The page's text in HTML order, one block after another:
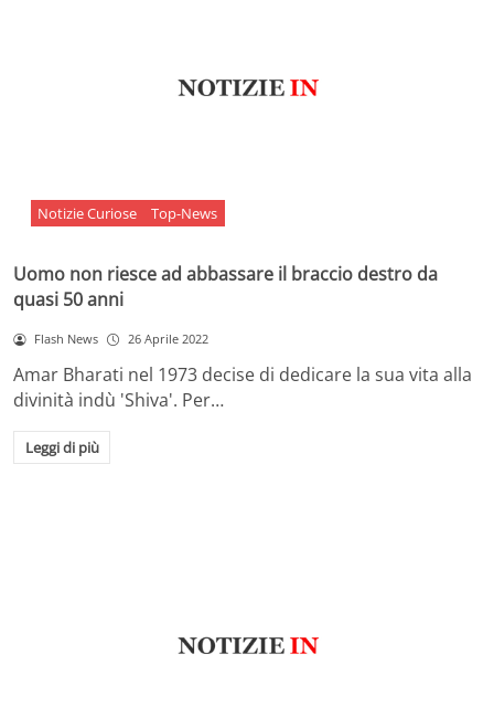
Notizie Curiose Top-News
Uomo non riesce ad abbassare il braccio destro da
quasi 50 anni
Flash News 26 Aprile 2022
Amar Bharati nel 1973 decise di dedicare la sua vita alla
divinità indù 'Shiva'. Per…
Leggi di più